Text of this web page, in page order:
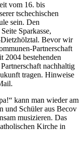
vom 16. bis
tschechischen
sein. Den
Sparkasse,
Bevor wir
Partnerschaft
2004 bestehenden
nachhaltig
tragen. Hinweise
kann man wieder am
und Schüler aus Becov
musizieren. Das
Kirche in